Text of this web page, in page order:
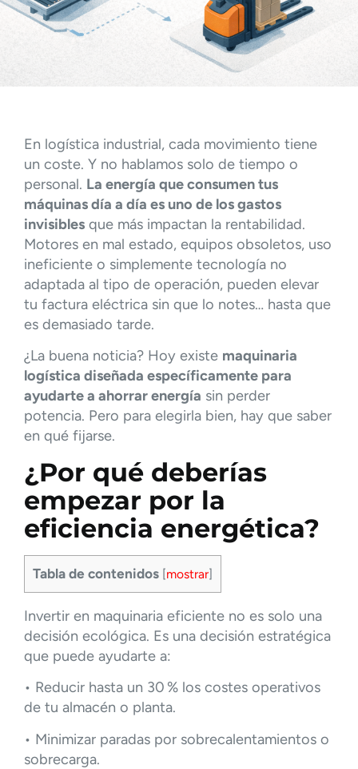
En logística industrial, cada movimiento tiene
un coste. Y no hablamos solo de tiempo o
personal. La energía que consumen tus
máquinas día a día es uno de los gastos
invisibles que más impactan la rentabilidad.
Motores en mal estado, equipos obsoletos, uso
ineficiente o simplemente tecnología no
adaptada al tipo de operación, pueden elevar
tu factura eléctrica sin que lo notes… hasta que
es demasiado tarde.
¿La buena noticia? Hoy existe maquinaria
logística diseñada específicamente para
ayudarte a ahorrar energía sin perder
potencia. Pero para elegirla bien, hay que saber
en qué fijarse.
¿Por qué deberías
empezar por la
eficiencia energética?
Tabla de contenidos [mostrar]
Invertir en maquinaria eficiente no es solo una
decisión ecológica. Es una decisión estratégica
que puede ayudarte a:
• Reducir hasta un 30 % los costes operativos
de tu almacén o planta.
• Minimizar paradas por sobrecalentamientos o
sobrecarga.